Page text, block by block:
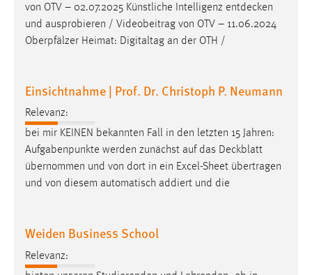
von OTV – 02.07.2025 Künstliche Intelligenz entdecken
und ausprobieren / Videobeitrag von OTV – 11.06.2024
Oberpfälzer Heimat: Digitaltag an der OTH /
Einsichtnahme | Prof. Dr. Christoph P. Neumann
Relevanz:
bei mir KEINEN bekannten Fall in den letzten 15 Jahren:
Aufgabenpunkte werden zunächst auf das Deckblatt
übernommen und von dort in ein Excel-Sheet übertragen
und von diesem automatisch addiert und die
Weiden Business School
Relevanz:
Name:
fe_user, be_user, be_lastLoginProvider
Cookie Laufzeit:
24 Stunden
STATISTIK
unsere Besucher unsere Website nutzen.
Matomo